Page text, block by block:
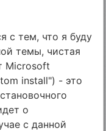
с тем, что я буду
темы, чистая
Microsoft
install") - это
о
с данной